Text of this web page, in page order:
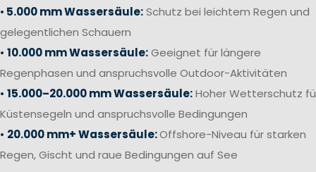
• 5.000 mm Wassersäule:Schutz bei leichtem Regen und
gelegentlichen Schauern
• 10.000 mm Wassersäule:Geeignet für längere
Regenphasen und anspruchsvolle Outdoor-Aktivitäten
• 15.000–20.000 mm Wassersäule:Hoher Wetterschutz
Küstensegeln und anspruchsvolle Bedingungen
• 20.000 mm+ Wassersäule:Offshore-Niveau für starken
Regen, Gischt und raue Bedingungen auf See